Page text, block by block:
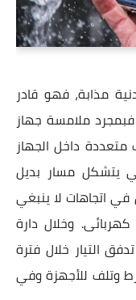
مذابة، فهو قادر
ملامسة جهاز
متعددة داخل الجهاز
يتشكل مسار بديل
في اتجاهات لا ينبغي
وخلال دارة
التيار خلال فترة
وتلف للأجهزة وفي